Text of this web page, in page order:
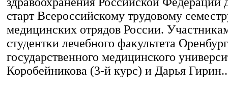
старт Всероссийскому трудовому
медицинских отрядов России.
студентки лечебного факультета
государственного медицинского
Коробейникова (3-й курс) и Дарья